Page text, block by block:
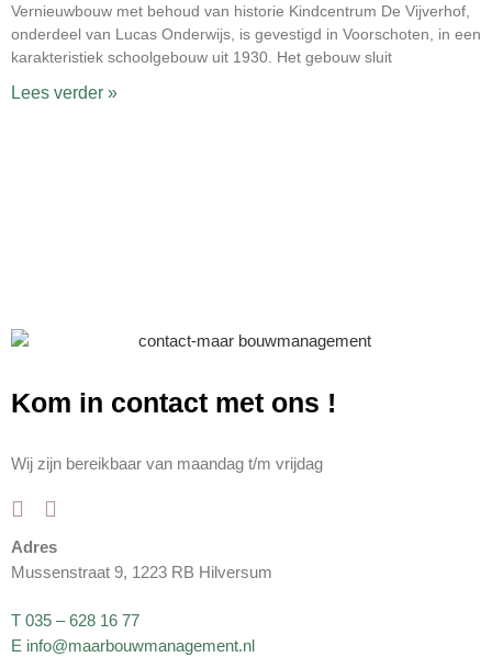
Vernieuwbouw met behoud van historie Kindcentrum De Vijverhof,
onderdeel van Lucas Onderwijs, is gevestigd in Voorschoten, in een
karakteristiek schoolgebouw uit 1930. Het gebouw sluit
Lees verder »
Kom in contact met ons !
Wij zijn bereikbaar van maandag t/m vrijdag
Adres
Mussenstraat 9, 1223 RB Hilversum
T 035 – 628 16 77
E info@maarbouwmanagement.nl